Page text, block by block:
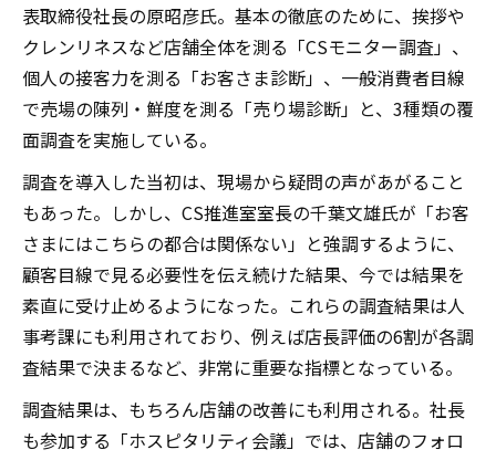
表取締役社長の原昭彦氏。基本の徹底のために、挨拶や
クレンリネスなど店舗全体を測る「CSモニター調査」、
個人の接客力を測る「お客さま診断」、一般消費者目線
で売場の陳列・鮮度を測る「売り場診断」と、3種類の覆
面調査を実施している。
調査を導入した当初は、現場から疑問の声があがること
もあった。しかし、CS推進室室長の千葉文雄氏が「お客
さまにはこちらの都合は関係ない」と強調するように、
顧客目線で見る必要性を伝え続けた結果、今では結果を
素直に受け止めるようになった。これらの調査結果は人
事考課にも利用されており、例えば店長評価の6割が各調
査結果で決まるなど、非常に重要な指標となっている。
調査結果は、もちろん店舗の改善にも利用される。社長
も参加する「ホスピタリティ会議」では、店舗のフォロ